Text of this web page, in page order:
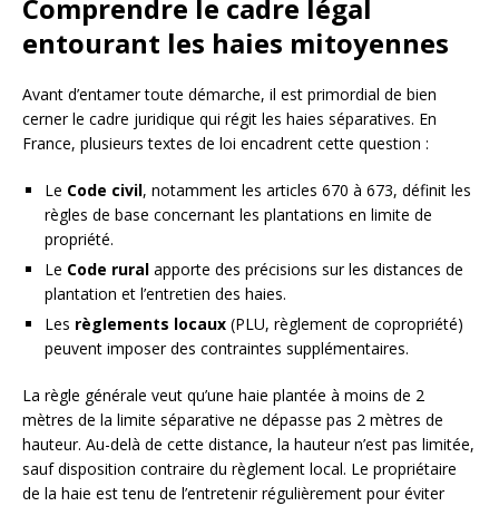
Comprendre le cadre légal
entourant les haies mitoyennes
Avant d’entamer toute démarche, il est primordial de bien
cerner le cadre juridique qui régit les haies séparatives. En
France, plusieurs textes de loi encadrent cette question :
Le Code civil, notamment les articles 670 à 673, définit les
règles de base concernant les plantations en limite de
propriété.
Le Code rural apporte des précisions sur les distances de
plantation et l’entretien des haies.
Les règlements locaux (PLU, règlement de copropriété)
peuvent imposer des contraintes supplémentaires.
La règle générale veut qu’une haie plantée à moins de 2
mètres de la limite séparative ne dépasse pas 2 mètres de
hauteur. Au-delà de cette distance, la hauteur n’est pas limitée,
sauf disposition contraire du règlement local. Le propriétaire
de la haie est tenu de l’entretenir régulièrement pour éviter